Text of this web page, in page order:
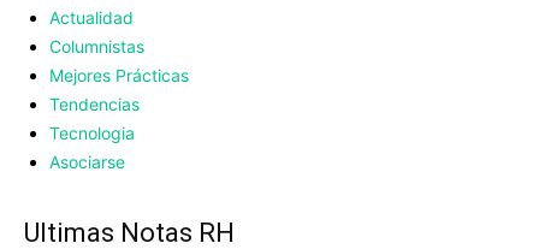
Actualidad
Columnistas
Mejores Prácticas
Tendencias
Tecnologia
Asociarse
UItimas Notas RH